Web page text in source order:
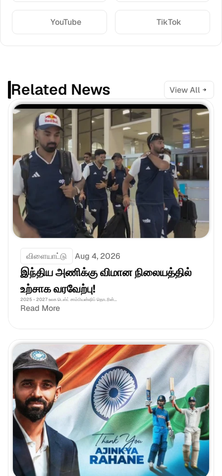
YouTube TikTok
Related News View All
விளையாட்டு Aug 4, 2026
இந்திய அணிக்கு விமான நிலையத்தில்
உற்சாக வரவேற்பு!
2025 - 2027 உலக டெஸ்ட் சாம்பியன்ஷிப் தொடரின்...
Read More